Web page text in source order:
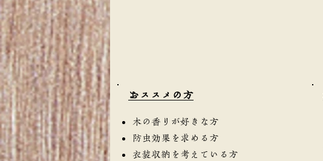
​おススメの方
木の香りが好きな方
防虫効果を求める方
衣装収納を考えている方